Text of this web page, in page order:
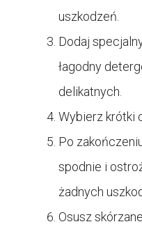
uszkodzeń.
Dodaj
łagodny
delikatnych.
Wybierz krótki
Po
spodnie i
żadnych
Osusz